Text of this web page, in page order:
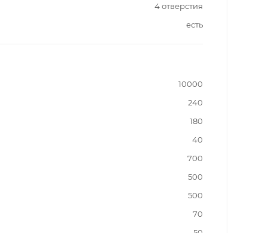
4 отверстия
есть
10000
240
180
40
700
500
500
70